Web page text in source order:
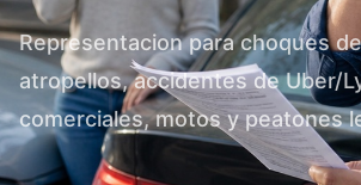
Representacion para choques
atropellos, accidentes de Uber/
comerciales, motos y peatones